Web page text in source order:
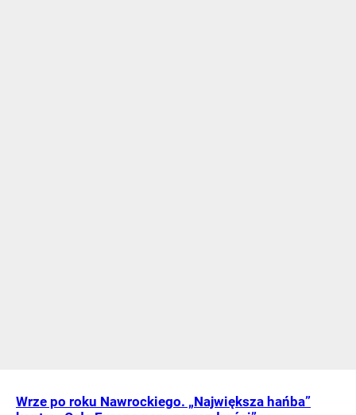
Wrze po roku Nawrockiego. „Największa hańba”